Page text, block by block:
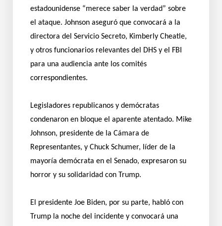
estadounidense “merece saber la verdad” sobre
el ataque. Johnson aseguró que convocará a la
directora del Servicio Secreto, Kimberly Cheatle,
y otros funcionarios relevantes del DHS y el FBI
para una audiencia ante los comités
correspondientes.
Legisladores republicanos y demócratas
condenaron en bloque el aparente atentado. Mike
Johnson, presidente de la Cámara de
Representantes, y Chuck Schumer, líder de la
mayoría demócrata en el Senado, expresaron su
horror y su solidaridad con Trump.
El presidente Joe Biden, por su parte, habló con
Trump la noche del incidente y convocará una